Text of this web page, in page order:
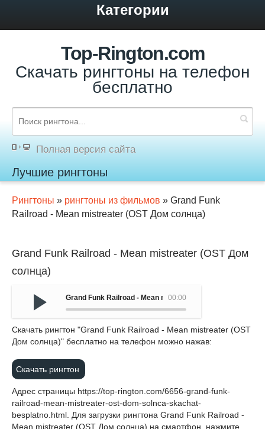
Категории
Top-Rington.com
Скачать рингтоны на телефон
бесплатно
Полная версия сайта
Лучшие рингтоны
Рингтоны » рингтоны из фильмов » Grand Funk
Railroad - Mean mistreater (OST Дом солнца)
Grand Funk Railroad - Mean mistreater (OST Дом
солнца)
00:00
Grand Funk Railroad - Mean mistreater (OST Дом солнца)
Cкачать рингтон "Grand Funk Railroad - Mean mistreater (OST
Дом солнца)" бесплатно на телефон можно нажав:
Скачать рингтон
Адрес страницы https://top-rington.com/6656-grand-funk-
railroad-mean-mistreater-ost-dom-solnca-skachat-
besplatno.html . Для загрузки рингтона Grand Funk Railroad -
Mean mistreater (OST Дом солнца) на смартфон, нажмите